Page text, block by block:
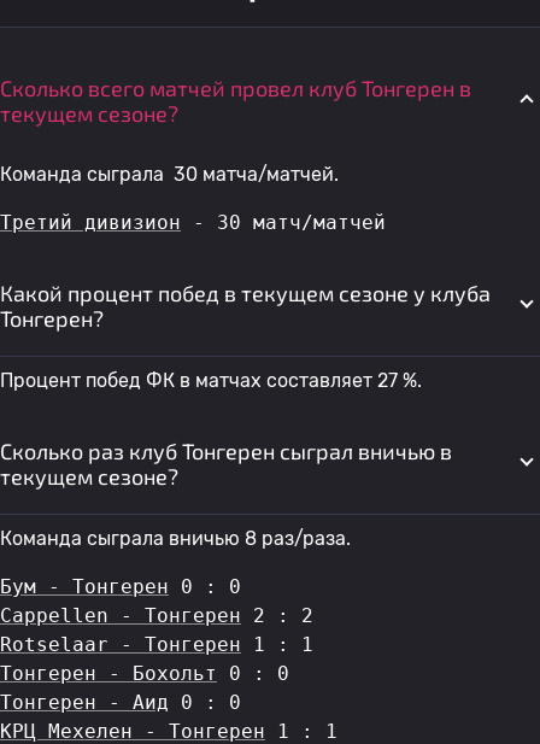
Сколько всего матчей провел клуб Тонгерен в
текущем сезоне?
Команда сыграла 30 матча/матчей.
Третий дивизион - 30 матч/матчей
Какой процент побед в текущем сезоне у клуба
Тонгерен?
Процент побед ФК в матчах составляет 27 %.
Сколько раз клуб Тонгерен сыграл вничью в
текущем сезоне?
Команда сыграла вничью 8 раз/раза.
Бум - Тонгерен 0 : 0
Cappellen - Тонгерен 2 : 2
Rotselaar - Тонгерен 1 : 1
Тонгерен - Бохольт
0 : 0
Тонгерен - Аид 0 : 0
КРЦ Мехелен - Тонгерен 1 : 1